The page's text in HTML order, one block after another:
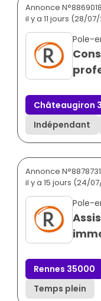
Annonce N°8869018
il y a 11 jours (28/
Pole-
Châteaugiron
Indépendant
Annonce N°8878731
il y a 15 jours (24/
Pole-
Rennes 35000
Temps plein